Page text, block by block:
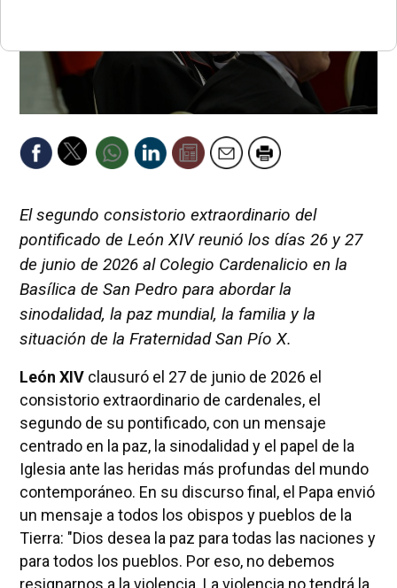
El segundo consistorio extraordinario del
pontificado de León XIV reunió los días 26 y 27
de junio de 2026 al Colegio Cardenalicio en la
Basílica de San Pedro para abordar la
sinodalidad, la paz mundial, la familia y la
situación de la Fraternidad San Pío X.
León XIVclausuró el 27 de junio de 2026 el
consistorio extraordinario de cardenales, el
segundo de su pontificado, con un mensaje
centrado en la paz, la sinodalidad y el papel de la
Iglesia ante las heridas más profundas del mundo
contemporáneo. En su discurso final, el Papa envió
un mensaje a todos los obispos y pueblos de la
Tierra: "Dios desea la paz para todas las naciones y
para todos los pueblos. Por eso, no debemos
resignarnos a la violencia. La violencia no tendrá la